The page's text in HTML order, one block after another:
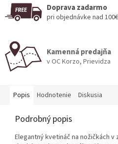
Doprava zadarmo
pri objednávke nad 100€
Kamenná predajňa
v OC Korzo, Prievidza
Popis Hodnotenie Diskusia
Podrobný popis
Elegantný kvetináč na nožičkách